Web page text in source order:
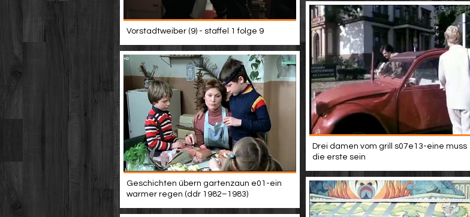
Vorstadtweiber (9) - staffel 1 folge 9
Drei damen vom grill s07e13-eine muss
die erste sein
Geschichten übern gartenzaun e01-ein
warmer regen (ddr 1982–1983)